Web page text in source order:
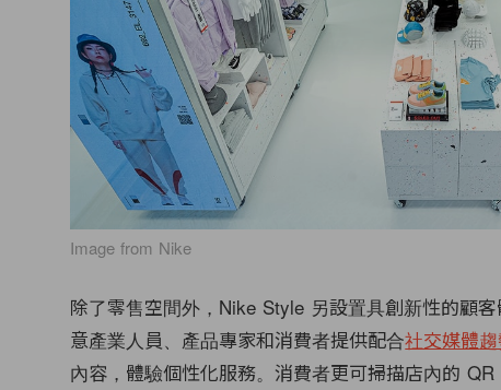
Image from Nike
除了零售空間外，Nike Style 另設置具創新性的顧
意產業人員、產品專家和消費者提供配合社交媒體
內容，體驗個性化服務。消費者更可掃描店內的